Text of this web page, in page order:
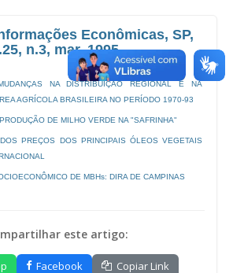
Econômicas, SP,
n.3, mar. 1995.
NA DISTRIBUIÇÃO REGIONAL E NA
AGRÍCOLA BRASILEIRA NO PERÍODO 1970-93
DE MILHO VERDE NA "SAFRINHA"
PREÇOS DOS PRINCIPAIS ÓLEOS VEGETAIS
DE MBHs: DIRA DE CAMPINAS
este artigo:
Facebook Copiar Link